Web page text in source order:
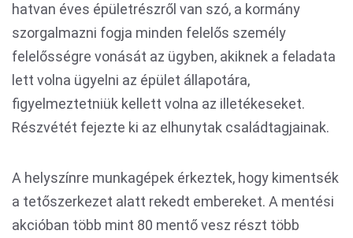
hatvan éves épületrészről van szó, a kormány
szorgalmazni fogja minden felelős személy
felelősségre vonását az ügyben, akiknek a feladata
lett volna ügyelni az épület állapotára,
figyelmeztetniük kellett volna az illetékeseket.
Részvétét fejezte ki az elhunytak családtagjainak.
A helyszínre munkagépek érkeztek, hogy kimentsék
a tetőszerkezet alatt rekedt embereket. A mentési
akcióban több mint 80 mentő vesz részt több